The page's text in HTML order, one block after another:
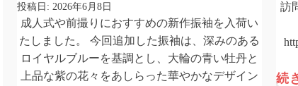
投稿日: 2026年6月8日
成人式や前撮りにおすすめの新作振袖を入荷い
たしました。 今回追加した振袖は、深みのある
ロイヤルブルーを基調とし、大輪の青い牡丹と
上品な紫の花々をあしらった華やかなデザイン
訪
続